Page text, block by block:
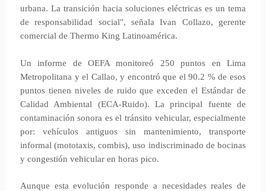
urbana. La transición hacia soluciones eléctricas es un tema
de responsabilidad social", señala Ivan Collazo, gerente
comercial de Thermo King Latinoamérica.
Un informe de OEFA monitoreó 250 puntos en Lima
Metropolitana y el Callao, y encontró que el 90.2 % de esos
puntos tienen niveles de ruido que exceden el Estándar de
Calidad Ambiental (ECA-Ruido). La principal fuente de
contaminación sonora es el tránsito vehicular, especialmente
por: vehículos antiguos sin mantenimiento, transporte
informal (mototaxis, combis), uso indiscriminado de bocinas
y congestión vehicular en horas pico.
Aunque esta evolución responde a necesidades reales de